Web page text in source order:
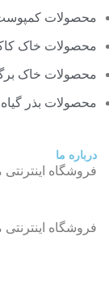
محصولات
محصولات خاک
محصولات خاک
محصولات بذر گیاه
درباره ما
فروشگاه
فروشگاه